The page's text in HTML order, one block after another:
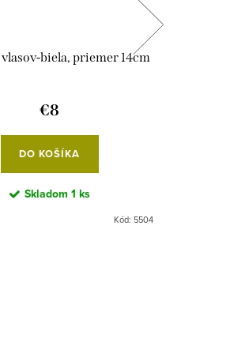
biela, priemer 14cm
€8
DO KOŠÍKA
Skladom 1 ks
Kód: 5504